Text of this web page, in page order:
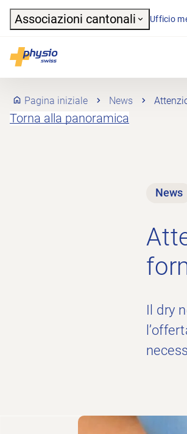
Header
Associazioni cantonali Ufficio
Physioswiss
Navigazione
Pagina iniziale News
Torna alla panoramica
News
Il dry